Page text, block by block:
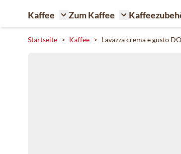
Kaffee
Toggle submenu for Kaffee
Zum Kaffee
Toggle
Startseite > Kaffee > Lavazza crema e gusto